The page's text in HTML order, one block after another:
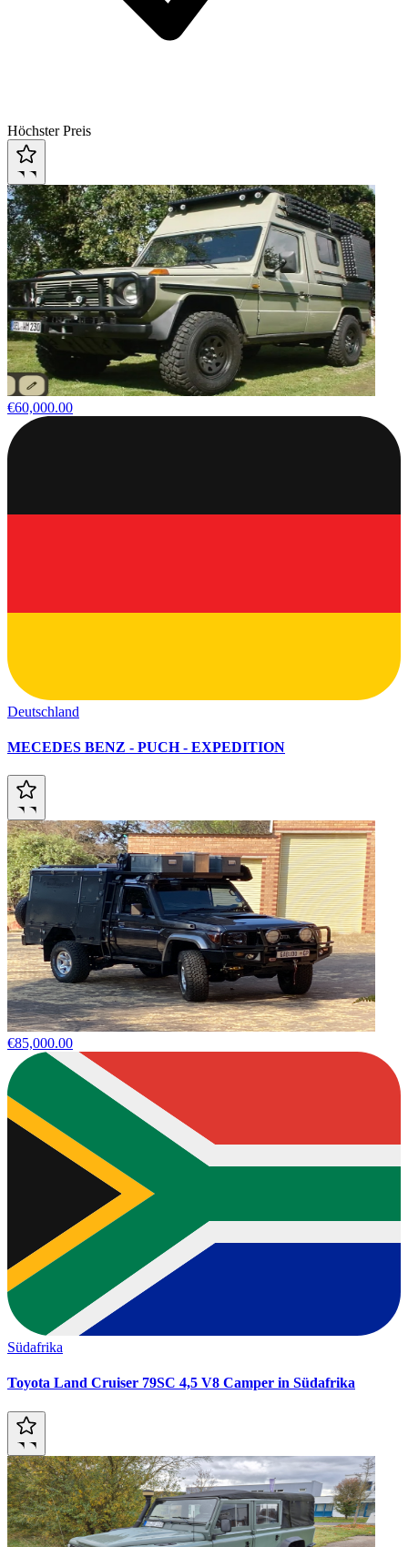
Höchster Preis
€60,000.00
Deutschland
MECEDES BENZ - PUCH - EXPEDITION
€85,000.00
Südafrika
Toyota Land Cruiser 79SC 4,5 V8 Camper in Südafrika